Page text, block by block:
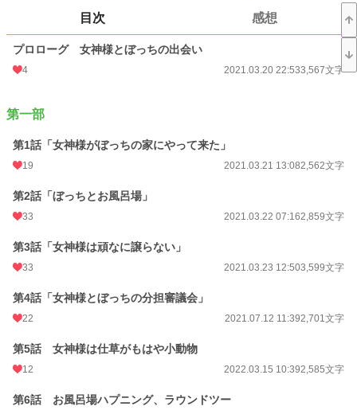
中学生の頃から疎遠気味だったために、空いていた互いの時間が徐々に埋まって
いき、お互いに知らない自分を曝け出していく中──女神様は何でもない『日
常』を、僕の隣で歩んでいく。
送る、半同棲な同居生活ラブコメ。
小説 21,945 位 / 228,704 件
青春
お気に入り 116
文字数 132,786
週間ポイント
月間ポイント 2,066 pt (15,630 位)
目次 感想
プロローグ 女神様とぼっちの出会い
4 2021.03.20 22:533,567文字
第一部
第1話「女神様がぼっちの家にやって来た」
19 2021.03.21 13:082,562文字
第2話「ぼっちとお風呂場」
33 2021.03.22 07:162,859文字
第3話「女神様は頑なに譲らない」
33 2021.03.23 12:503,599文字
第4話「女神様とぼっちの分担審議会」
22 2021.07.12 11:392,701文字
第5話 女神様は仕草がもはや小動物
12 2022.03.15 10:392,585文字
第6話 お風呂場ハプニング、ラウンドツー